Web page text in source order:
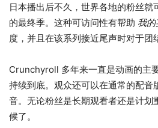
日本播出后不久，世界各地的粉丝就
的最终​​季。这种可访问性有帮助 我
度，并且在该系列接近尾声时对于团
Crunchyroll 多年来一直是动画的主
持续到底。观众还可以在通常的配音
音。无论粉丝是长期观看者还是计划
候了。